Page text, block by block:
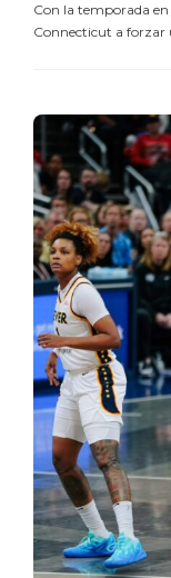
Con la temporada
Connecticut a forzar